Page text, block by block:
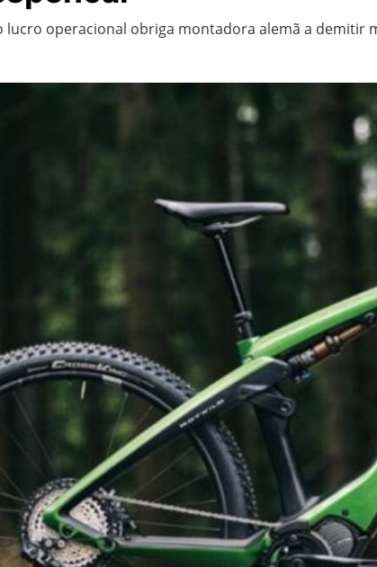
lucro operacional obriga montadora alemã a demitir